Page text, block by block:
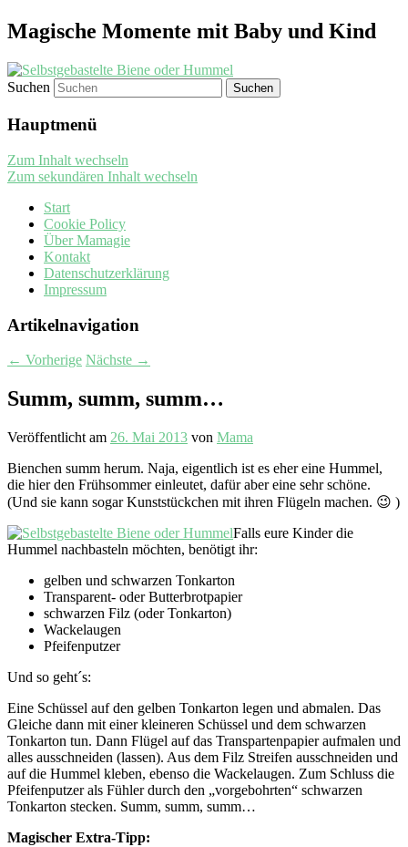
Magische Momente mit Baby und Kind
Suchen
Hauptmenü
Zum Inhalt wechseln
Zum sekundären Inhalt wechseln
Start
Cookie Policy
Über Mamagie
Kontakt
Datenschutzerklärung
Impressum
Artikelnavigation
← Vorherige Nächste →
Summ, summ, summ…
Veröffentlicht am 26. Mai 2013 von Mama
Bienchen summ herum. Naja, eigentlich ist es eher eine Hummel,
die hier den Frühsommer einleutet, dafür aber eine sehr schöne.
(Und sie kann sogar Kunststückchen mit ihren Flügeln machen. 😉 )
Falls eure Kinder die
Hummel nachbasteln möchten, benötigt ihr:
gelben und schwarzen Tonkarton
Transparent- oder Butterbrotpapier
schwarzen Filz (oder Tonkarton)
Wackelaugen
Pfeifenputzer
Und so geht´s:
Eine Schüssel auf den gelben Tonkarton legen und abmalen. Das
Gleiche dann mit einer kleineren Schüssel und dem schwarzen
Tonkarton tun. Dann Flügel auf das Transpartenpapier aufmalen und
alles ausschneiden (lassen). Aus dem Filz Streifen ausschneiden und
auf die Hummel kleben, ebenso die Wackelaugen. Zum Schluss die
Pfeifenputzer als Fühler durch den „vorgebohrten“ schwarzen
Tonkarton stecken. Summ, summ, summ…
Magischer Extra-Tipp: